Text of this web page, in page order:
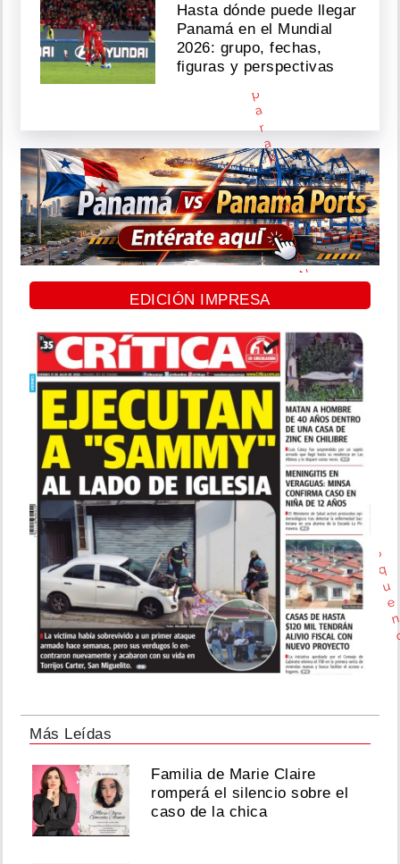
l
i
s
t
o
p
a
r
a
R
I
O
D
E
J
A
N
I
O
.
.
.
Q
u
e
o
r
g
o
q
u
e
n
Hasta dónde puede llegar
Panamá en el Mundial
2026: grupo, fechas,
figuras y perspectivas
EDICIÓN IMPRESA
Más Leídas
Familia de Marie Claire
romperá el silencio sobre el
caso de la chica